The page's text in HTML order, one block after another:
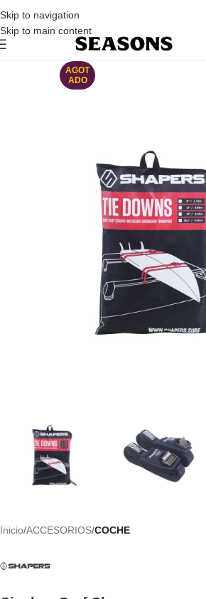
Skip to navigation
Skip to main content
AGOT
ADO
Inicio ACCESORIOS COCHE